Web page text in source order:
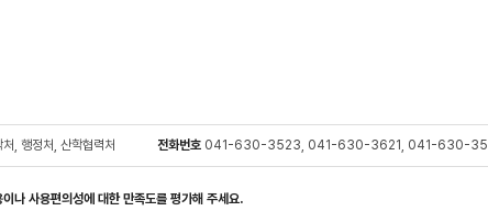
처, 행정처, 산학협력처 전화번호 041-630-3523, 041-630-3621, 041-630-
나 사용편의성에 대한 만족도를 평가해 주세요.